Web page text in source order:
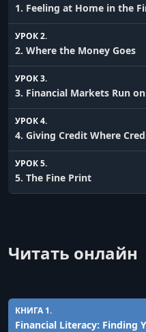
1. Feeling at Home in the
УРОК 2.
2. Where the Money Goes
УРОК 3.
3. Financial Markets Run
УРОК 4.
4. Giving Credit Where
УРОК 5.
5. The Fine Print
УРОК 7.
7. Billion Dollar IOUs
8. The Double Identity of
Читать онлайн
КНИГА 1.
Financial Literacy: Finding